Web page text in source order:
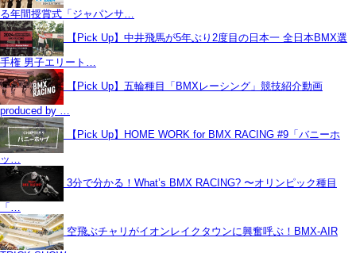
る年間授賞式「ジャパンサ…
【Pick Up】中井飛馬が5年ぶり2度目の日本一 全日本BMX選
手権 男子エリート…
【Pick Up】五輪種目「BMXレーシング」競技紹介動画
produced by …
【Pick Up】HOME WORK for BMX RACING #9「バニーホ
ッ…
3分で分かる！What’s BMX RACING? 〜オリンピック種目
「…
空飛ぶチャリがイオンレイクタウンに興奮呼ぶ！BMX-AIR